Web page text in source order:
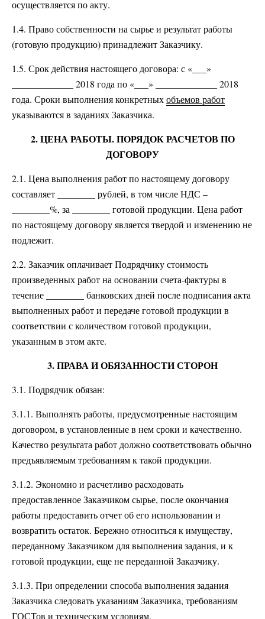
осуществляется по акту.
1.4. Право собственности на сырье и результат работы
(готовую продукцию) принадлежит Заказчику.
1.5. Срок действия настоящего договора: с «___»
_____________ 2018 года по «___» _____________ 2018
года. Сроки выполнения конкретныхобъемов работ
указываются в заданиях Заказчика.
2. ЦЕНА РАБОТЫ. ПОРЯДОК РАСЧЕТОВ ПО
ДОГОВОРУ
2.1. Цена выполнения работ по настоящему договору
составляет ________ рублей, в том числе НДС –
________%, за ________ готовой продукции. Цена работ
по настоящему договору является твердой и изменению не
подлежит.
2.2. Заказчик оплачивает Подрядчику стоимость
произведенных работ на основании счета-фактуры в
течение ________ банковских дней после подписания акта
выполненных работ и передаче готовой продукции в
соответствии с количеством готовой продукции,
указанным в этом акте.
3. ПРАВА И ОБЯЗАННОСТИ СТОРОН
3.1. Подрядчик обязан:
3.1.1. Выполнять работы, предусмотренные настоящим
договором, в установленные в нем сроки и качественно.
Качество результата работ должно соответствовать обычно
предъявляемым требованиям к такой продукции.
3.1.2. Экономно и расчетливо расходовать
предоставленное Заказчиком сырье, после окончания
работы предоставить отчет об его использовании и
возвратить остаток. Бережно относиться к имуществу,
переданному Заказчиком для выполнения задания, и к
готовой продукции, еще не переданной Заказчику.
3.1.3. При определении способа выполнения задания
Заказчика следовать указаниям Заказчика, требованиям
ГОСТов и техническим условиям.